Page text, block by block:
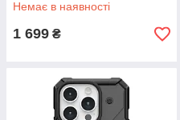
Немає в наявності
1 699 ₴